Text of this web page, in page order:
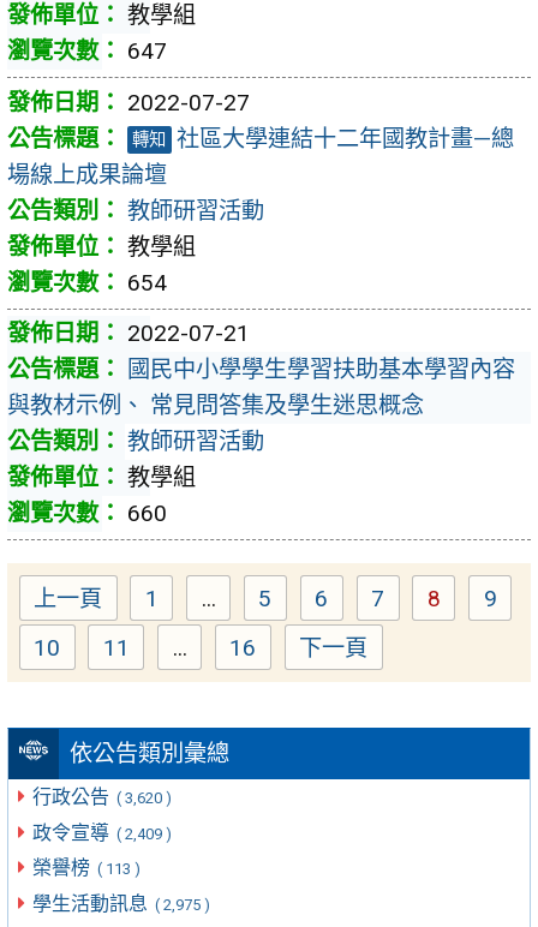
依公告類別彙總
行政公告 ( 3,620 )
政令宣導 ( 2,409 )
榮譽榜 ( 113 )
學生活動訊息 ( 2,975 )
教學組
647
2022-07-27
轉知
社區大學連結十二年國教計畫—總
場線上成果論壇
教師研習活動
教學組
654
2022-07-21
國民中小學學生學習扶助基本學習內容
與教材示例、 常見問答集及學生迷思概念
教師研習活動
教學組
660
上一頁 Page
1 ... Page
5 Page
6 Page
7 Page
8 9
Page
10 Page
11 ... Page
16 下一頁